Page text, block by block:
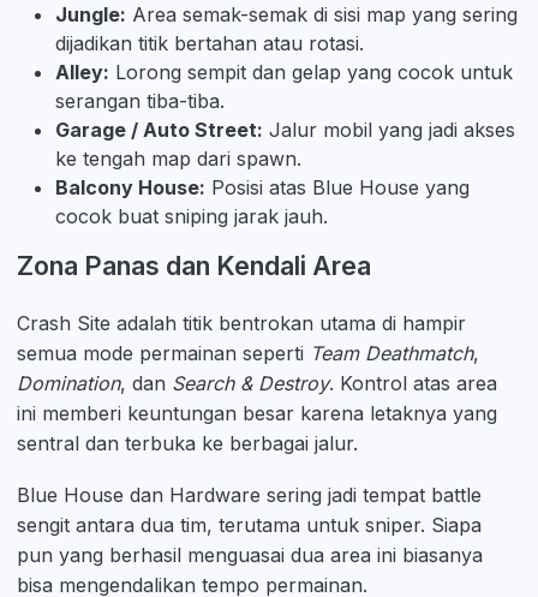
Jungle: Area semak-semak di sisi map yang sering
dijadikan titik bertahan atau rotasi.
Alley: Lorong sempit dan gelap yang cocok untuk
serangan tiba-tiba.
Garage / Auto Street: Jalur mobil yang jadi akses
ke tengah map dari spawn.
Balcony House: Posisi atas Blue House yang
cocok buat sniping jarak jauh.
Zona Panas dan Kendali Area
Crash Site adalah titik bentrokan utama di hampir
semua mode permainan seperti Team Deathmatch,
Domination, dan Search & Destroy. Kontrol atas area
ini memberi keuntungan besar karena letaknya yang
sentral dan terbuka ke berbagai jalur.
Blue House dan Hardware sering jadi tempat battle
sengit antara dua tim, terutama untuk sniper. Siapa
pun yang berhasil menguasai dua area ini biasanya
bisa mengendalikan tempo permainan.